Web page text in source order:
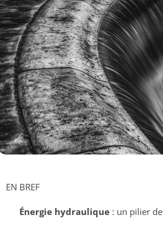
EN BREF
Énergie hydraulique: un pilier